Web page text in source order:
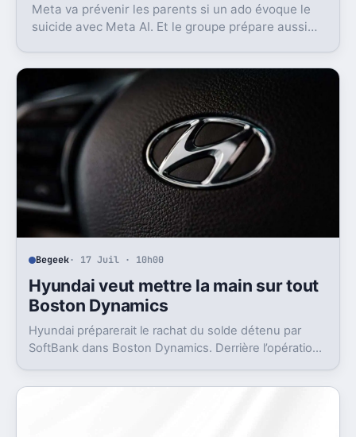
Meta va prévenir les parents si un ado évoque le
suicide avec Meta AI. Et le groupe prépare aussi
Begeek· 17 Juil · 10h00
Hyundai veut mettre la main sur tout
Boston Dynamics
Hyundai préparerait le rachat du solde détenu par
SoftBank dans Boston Dynamics. Derrière l’opération,